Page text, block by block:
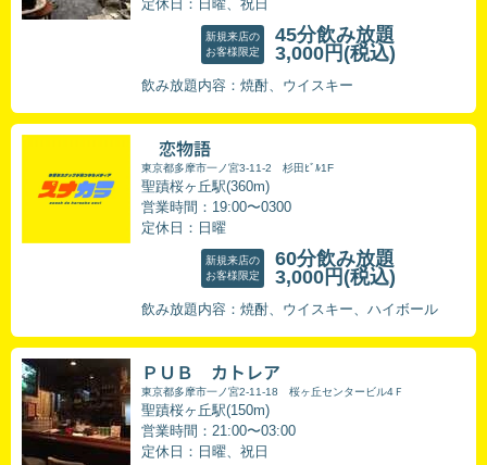
定休日：日曜、祝日
新規来店の
お客様限定
45分飲み放題
3,000円 (税込)
飲み放題内容：焼酎、ウイスキー
恋物語
東京都多摩市一ノ宮3-11-2 杉田ﾋﾞﾙ1F
聖蹟桜ヶ丘駅(360m)
営業時間：19:00〜0300
定休日：日曜
新規来店の
お客様限定
60分飲み放題
3,000円 (税込)
飲み放題内容：焼酎、ウイスキー、ハイボール
ＰＵＢ カトレア
東京都多摩市一ノ宮2-11-18 桜ヶ丘センタービル4Ｆ
聖蹟桜ヶ丘駅(150m)
営業時間：21:00〜03:00
定休日：日曜、祝日